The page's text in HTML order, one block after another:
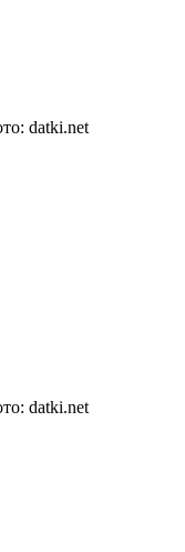
datki.net
datki.net